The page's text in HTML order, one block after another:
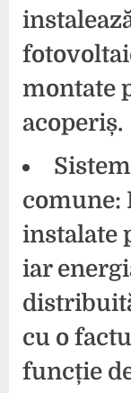
montate
acoperiș.
comune:
instalate
iar
cu o
funcție